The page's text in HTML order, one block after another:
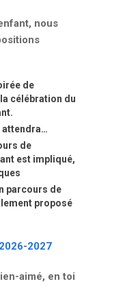
nous
de
célébration du
attendra…
de
est impliqué,
parcours de
proposé
2027
aimé, en toi